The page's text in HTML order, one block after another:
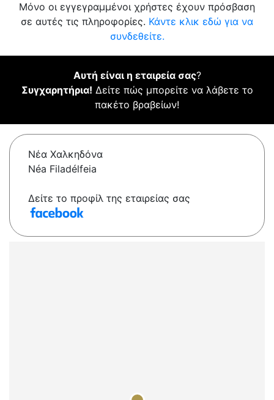
Μόνο οι εγγεγραμμένοι χρήστες έχουν πρόσβαση
σε αυτές τις πληροφορίες. Κάντε κλικ εδώ για να
συνδεθείτε.
Αυτή είναι η εταιρεία σας?
Συγχαρητήρια! Δείτε πώς μπορείτε να λάβετε το
πακέτο βραβείων!
Νέα Χαλκηδόνα
Néa Filadélfeia
Δείτε το προφίλ της εταιρείας σας